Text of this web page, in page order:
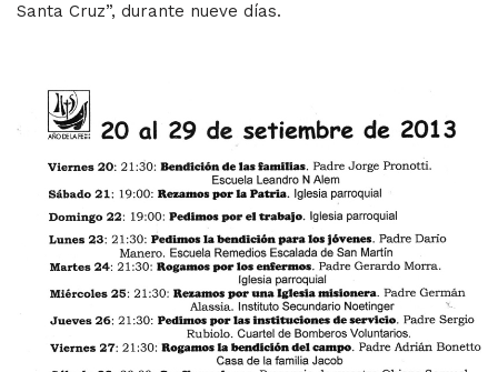
Santa Cruz”, durante nueve días.